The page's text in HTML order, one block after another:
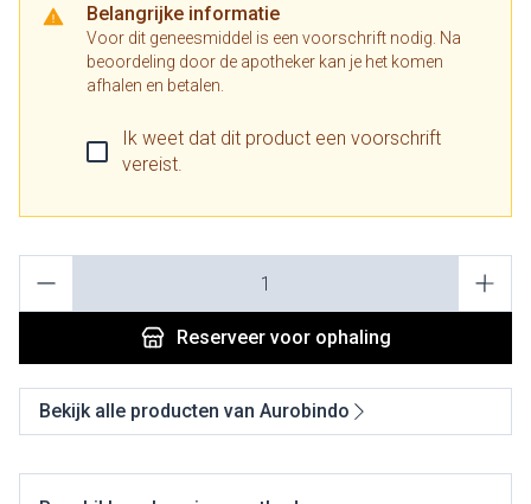
Belangrijke informatie
Voor dit geneesmiddel is een voorschrift nodig. Na
beoordeling door de apotheker kan je het komen
afhalen en betalen.
Ik weet dat dit product een voorschrift
vereist.
Reserveervoor ophaling
Bekijk alle producten van Aurobindo